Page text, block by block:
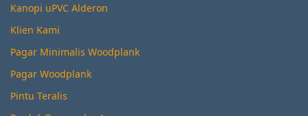
Kanopi uPVC Alderon
Klien Kami
Pagar Minimalis Woodplank
Pagar Woodplank
Pintu Teralis